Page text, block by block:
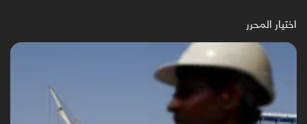
اختيار المحرر